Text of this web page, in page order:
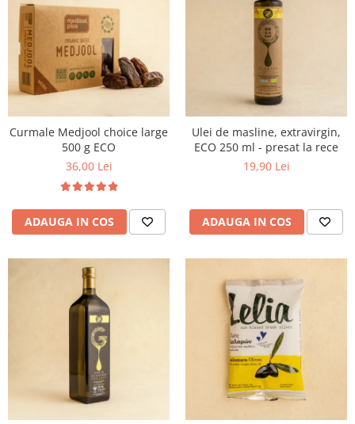
Curmale Medjool choice large
500 g ECO
36,00 Lei
ADAUGA IN COS
Ulei de masline, extravirgin,
ECO 250 ml - presat la rece
19,90 Lei
ADAUGA IN COS